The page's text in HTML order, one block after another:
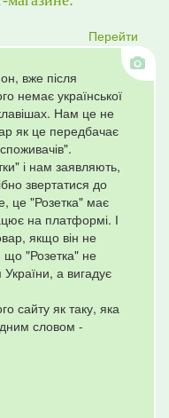
Перейти
вже після
немає української
Нам це не
як це передбачає
і нам заявляють,
звертатися до
це "Розетка" має
на платформі. І
якщо він не
що "Розетка" не
України, а вигадує
сайту як таку, яка
словом -